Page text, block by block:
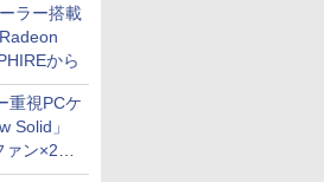
ラー搭載
から
重視PCケ
Solid」
ン×2搭